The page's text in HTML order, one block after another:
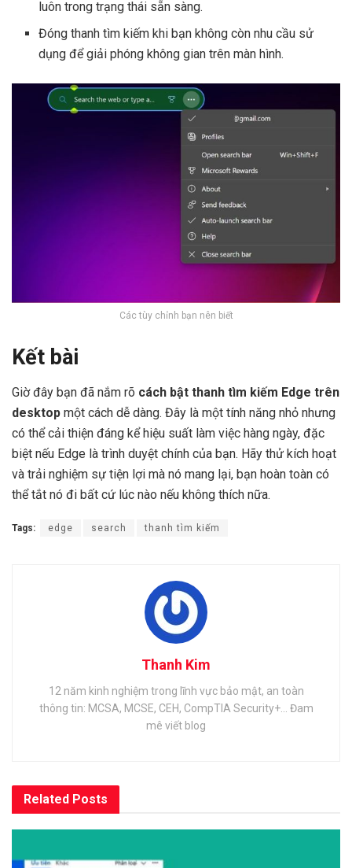
luôn trong trạng thái sẵn sàng.
Đóng thanh tìm kiếm khi bạn không còn nhu cầu sử
dụng để giải phóng không gian trên màn hình.
Các tùy chỉnh bạn nên biết
Kết bài
Giờ đây bạn đã nắm rõ cách bật thanh tìm kiếm Edge trên
desktop một cách dễ dàng. Đây là một tính năng nhỏ nhưng
có thể cải thiện đáng kể hiệu suất làm việc hàng ngày, đặc
biệt nếu Edge là trình duyệt chính của bạn. Hãy thử kích hoạt
và trải nghiệm sự tiện lợi mà nó mang lại, bạn hoàn toàn có
thể tắt nó đi bất cứ lúc nào nếu không thích nữa.
Tags: edge search thanh tìm kiếm
Thanh Kim
12 năm kinh nghiệm trong lĩnh vực bảo mật, an toàn
thông tin: MCSA, MCSE, CEH, CompTIA Security+... Đam
mê viết blog
Related Posts